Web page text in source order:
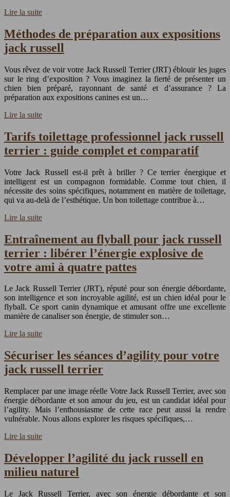
Lire la suite
Méthodes de préparation aux expositions
jack russell
Vous rêvez de voir votre Jack Russell Terrier (JRT) éblouir les juges
sur le ring d’exposition ? Vous imaginez la fierté de présenter un
chien bien préparé, rayonnant de santé et d’assurance ? La
préparation aux expositions canines est un…
Lire la suite
Tarifs toilettage professionnel jack russell
terrier : guide complet et comparatif
Votre Jack Russell est-il prêt à briller ? Ce terrier énergique et
intelligent est un compagnon formidable. Comme tout chien, il
nécessite des soins spécifiques, notamment en matière de toilettage,
qui va au-delà de l’esthétique. Un bon toilettage contribue à…
Lire la suite
Entraînement au flyball pour jack russell
terrier : libérer l’énergie explosive de
votre ami à quatre pattes
Le Jack Russell Terrier (JRT), réputé pour son énergie débordante,
son intelligence et son incroyable agilité, est un chien idéal pour le
flyball. Ce sport canin dynamique et amusant offre une excellente
manière de canaliser son énergie, de stimuler son…
Lire la suite
Sécuriser les séances d’agility pour votre
jack russell terrier
Remplacer par une image réelle Votre Jack Russell Terrier, avec son
énergie débordante et son amour du jeu, est un candidat idéal pour
l’agility. Mais l’enthousiasme de cette race peut aussi la rendre
vulnérable. Nous allons explorer les risques spécifiques,…
Lire la suite
Développer l’agilité du jack russell en
milieu naturel
Le Jack Russell Terrier, avec son énergie débordante et son